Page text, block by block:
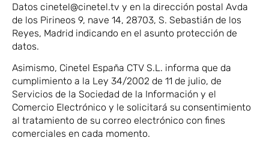
Datos cinetel@cinetel.tv y en la dirección postal Avda
de los Pirineos 9, nave 14, 28703, S. Sebastián de los
Reyes, Madrid indicando en el asunto protección de
datos.
Asimismo, Cinetel España CTV S.L. informa que da
cumplimiento a la Ley 34/2002 de 11 de julio, de
Servicios de la Sociedad de la Información y el
Comercio Electrónico y le solicitará su consentimiento
al tratamiento de su correo electrónico con fines
comerciales en cada momento.